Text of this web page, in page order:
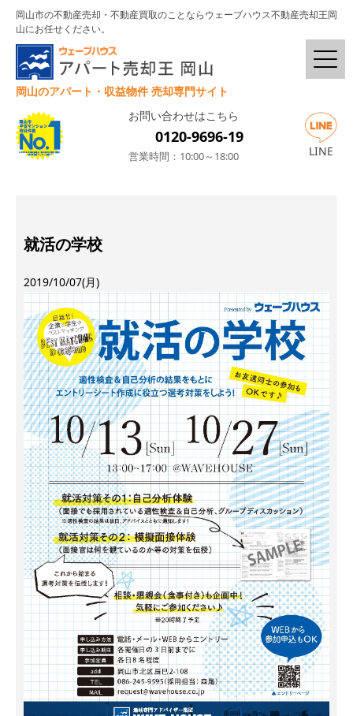
岡山市の不動産売却・不動産買取のことならウェーブハウス不動産売却王岡
山にお任せください。
岡山のアパート・収益物件 売却専門サイト
お問い合わせはこちら
0120-9696-19
営業時間：10:00～18:00 LINE
就活の学校
2019/10/07(月)